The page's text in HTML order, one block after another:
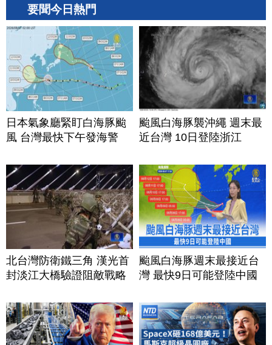
要聞今日熱門
日本氣象廳緊盯白海豚颱
風 台灣最快下午發海警
颱風白海豚襲沖繩 週末最
近台灣 10日登陸浙江
北台灣防衛鐵三角 漢光首
封淡江大橋驗證阻敵戰略
颱風白海豚週末最接近台
灣 最快9日可能登陸中國